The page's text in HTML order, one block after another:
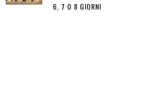
6, 7 O 8 GIORNI